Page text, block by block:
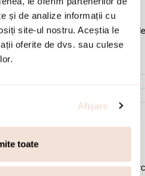
și de analize informații cu
site-ul nostru. Aceștia le
oferite de dvs. sau culese
Afişare
toate
de alte materiale. Evitati
Dupa fiecare purtare este
curata pentru a evita depunerea de
Cercei cu tortita, Cercei lungi,